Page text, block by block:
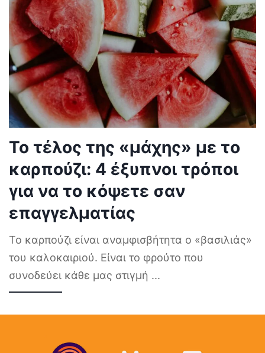
Το τέλος της «μάχης» με το
καρπούζι: 4 έξυπνοι τρόποι
για να το κόψετε σαν
επαγγελματίας
Το καρπούζι είναι αναμφισβήτητα ο «βασιλιάς»
του καλοκαιριού. Είναι το φρούτο που
συνοδεύει κάθε μας στιγμή ...